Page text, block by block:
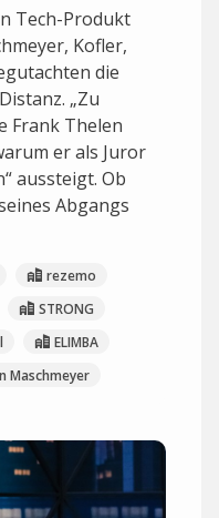
Tech-Produkt
Kofler,
die
„Zu
Frank Thelen
er als Juror
aussteigt. Ob
Abgangs
rezemo
STRONG
ELIMBA
Maschmeyer